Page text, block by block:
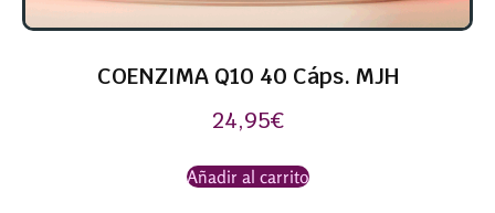
COENZIMA Q10 40 Cáps. MJH
24,95€
Añadir al carrito